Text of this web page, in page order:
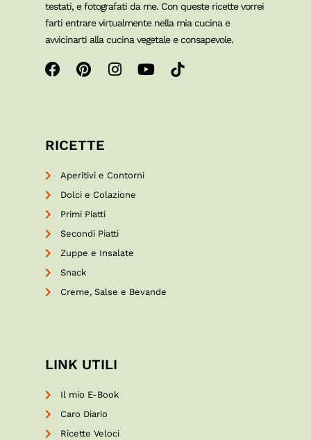
testati, e fotografati da me. Con queste ricette vorrei
farti entrare virtualmente nella mia cucina e
avvicinarti alla cucina vegetale e consapevole.
RICETTE
Aperitivi e Contorni
Dolci e Colazione
Primi Piatti
Secondi Piatti
Zuppe e Insalate
Snack
Creme, Salse e Bevande
LINK UTILI
Il mio E-Book
Caro Diario
Ricette Veloci